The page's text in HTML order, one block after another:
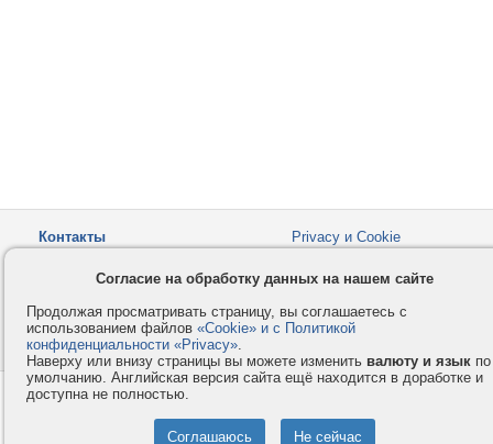
Контакты
Privacy и Cookie
Как оплатить
Форумы
© 2008-2026VMESTE.EU
Согласие на обработку данных на нашем сайте
Продолжая просматривать страницу, вы соглашаетесь с
использованием файлов «Cookie» и с Политикой
конфиденциальности «Privacy».
Наверху или внизу страницы вы можете изменить валюту и язык по
умолчанию. Английская версия сайта ещё находится в доработке и
доступна не полностью.